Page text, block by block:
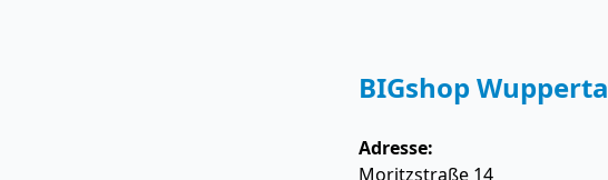
BIGshop
Adresse:
Moritzstraße 14